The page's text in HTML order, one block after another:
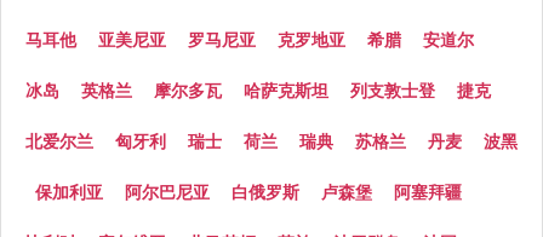
马耳他 亚美尼亚 罗马尼亚 克罗地亚 希腊 安道尔
冰岛 英格兰 摩尔多瓦 哈萨克斯坦 列支敦士登 捷克
北爱尔兰 匈牙利 瑞士 荷兰 瑞典 苏格兰 丹麦 波黑
保加利亚 阿尔巴尼亚 白俄罗斯 卢森堡 阿塞拜疆